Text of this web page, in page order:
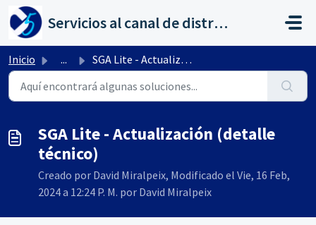
Saltar al contenido principal
Servicios al canal de distribución de AHORA
Inicio ... SGA Lite - Actualización (detalle técnico)
SGA Lite - Actualización (detalle
técnico)
Creado por David Miralpeix, Modificado el Vie, 16 Feb,
2024 a 12:24 P. M. por David Miralpeix